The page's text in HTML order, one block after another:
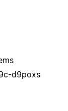
d9poxs